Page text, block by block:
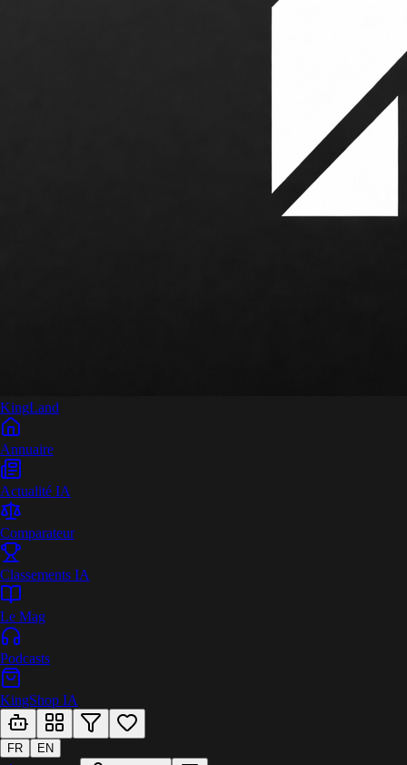
KingLand
Annuaire
Actualité IA
Comparateur
Classements IA
Le Mag
Podcasts
KingShop IA
FR EN